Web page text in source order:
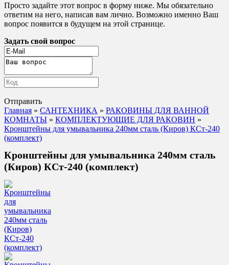
Просто задайте этот вопрос в форму ниже. Мы обязательно
ответим на него, написав вам лично. Возможно именно Ваш
вопрос появится в будущем на этой странице.
Задать свой вопрос
Отправить
Главная » САНТЕХНИКА » РАКОВИНЫ ДЛЯ ВАННОЙ
КОМНАТЫ » КОМПЛЕКТУЮЩИЕ ДЛЯ РАКОВИН »
Кронштейны для умывальника 240мм сталь (Киров) КСт-240
(комплект)
Кронштейны для умывальника 240мм сталь
(Киров) КСт-240 (комплект)